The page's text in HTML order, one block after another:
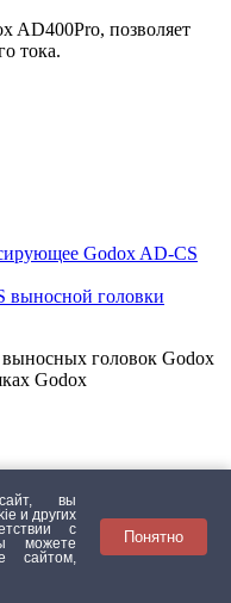
AD400Pro, позволяет
тока.
выносной головки
головок Godox
Godox
вы
и других
с
можете
сайтом,
Понятно